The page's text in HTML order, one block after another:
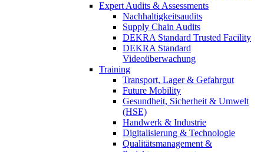
Expert Audits & Assessments
Nachhaltigkeitsaudits
Supply Chain Audits
DEKRA Standard Trusted Facility
DEKRA Standard
Videoüberwachung
Training
Transport, Lager & Gefahrgut
Future Mobility
Gesundheit, Sicherheit & Umwelt
(HSE)
Handwerk & Industrie
Digitalisierung & Technologie
Qualitätsmanagement &